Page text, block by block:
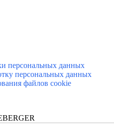
персональных данных
персональных данных
файлов cookie